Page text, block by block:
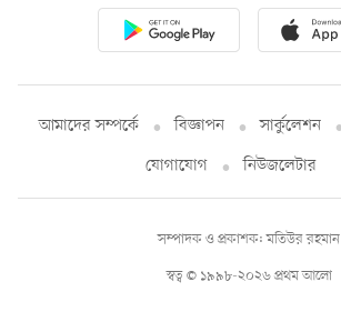
আমাদের সম্পর্কে বিজ্ঞাপন সার্কুলেশন
যোগাযোগ
নিউজলেটার
স্বত্ব © ১৯৯৮-২০২৬ প্রথম আলো
সম্পাদক ও প্রকাশক: মতিউর রহমান